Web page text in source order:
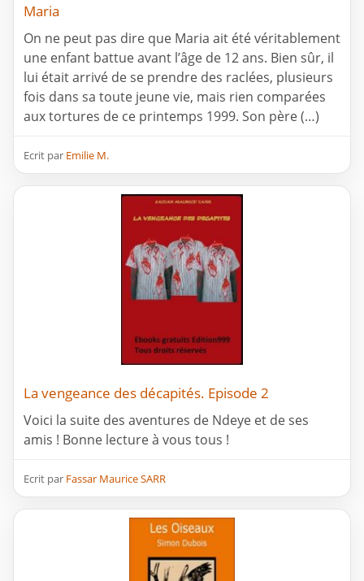
Maria
On ne peut pas dire que Maria ait été véritablement
une enfant battue avant l’âge de 12 ans. Bien sûr, il
lui était arrivé de se prendre des raclées, plusieurs
fois dans sa toute jeune vie, mais rien comparées
aux tortures de ce printemps 1999. Son père (…)
Ecrit par Emilie M.
La vengeance des décapités. Episode 2
Voici la suite des aventures de Ndeye et de ses
amis ! Bonne lecture à vous tous !
Ecrit par Fassar Maurice SARR